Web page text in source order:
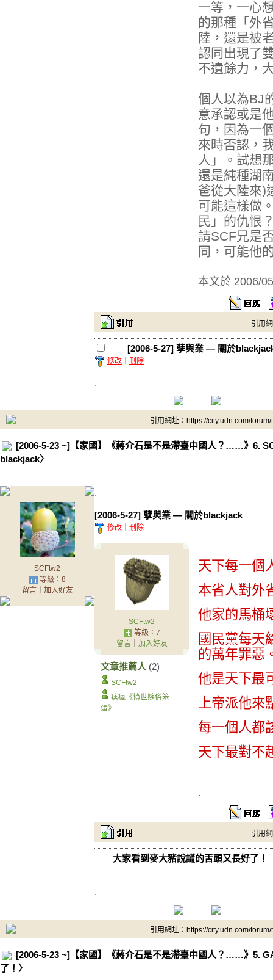
一等，一心
的那種「外
陸，還是被
認同出現了
不遺餘力，
個人以為BJ
意承認或是
句，因為一
來時否認，
人」。試想
還是純種湖
爸從大陸來)
可能這樣做
民」的仇恨
請SCF兄是
同，可能他
本文於 2006/
引用
[2006-5-27] 孽與業 — 關於
修改 刪除
.
引用網址：https://city.udn.com/
[2006-5-23 ~]【家國】《蔣介石是不是滯臺中國人？……》6.
blackjack〉
SCFtw2
等級：8
留言｜ 加入好友
.
[2006-5-27] 孽與業 — 關於blackjack
修改 刪除
SCFtw2
等級：7
留言｜ 加入好友
文章推薦人 (2)
SCFtw2
痞瘋《憤世嫉俗笨
蛋》
天下每一個
本省人對外
他家的馬桶
國民黨每天
的萬年罪惡
他是天下最
上帝派他來
每一個人都
天下最對不
.
引用
大家看到麥大豬說謊的舌頭又長好了！
.
引用網址：https://city.udn.com/
[2006-5-23 ~]【家國】《蔣介石是不是滯臺中國人？……》5.
了！〉